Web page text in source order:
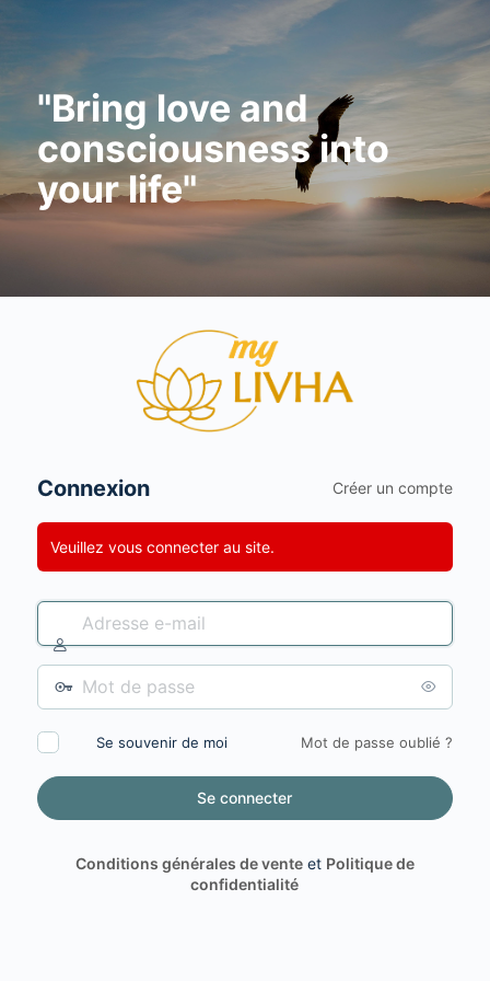
"Bring love and
consciousness into
your life"
connecter
Connexion Créer un compte
Veuillez vous connecter au site.
Adresse
mail
Mot
Se souvenir de moi Mot de passe oublié ?
Conditions générales de venteet Politique de
confidentialité